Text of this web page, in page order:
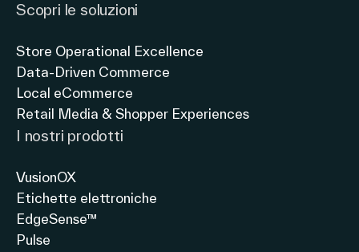
settori
retail:
minimarket,
e
Scopri le soluzioni
Store Operational Excellence
Data-Driven Commerce
Local eCommerce
Retail Media & Shopper Experiences
I nostri prodotti
VusionOX
Etichette elettroniche
EdgeSense™
Pulse